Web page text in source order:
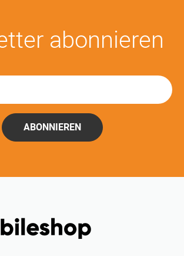
abonnieren
ABONNIEREN